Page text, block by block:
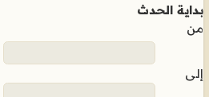
بداية الحدث
من
إلى